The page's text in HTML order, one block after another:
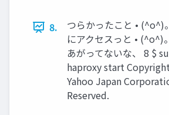
8.
つらかったこと • (^o^)
にアクセスっと • (^o^)
あがってないな、 8 $
haproxy start
Yahoo Japan
Reserved.